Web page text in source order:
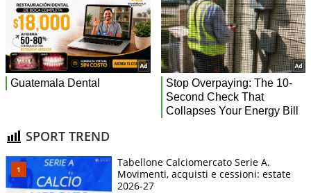
SPORT TREND
Tabellone Calciomercato Serie A.
Movimenti, acquisti e cessioni: estate
2026-27